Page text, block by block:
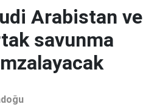
Arabistan ve
savunma